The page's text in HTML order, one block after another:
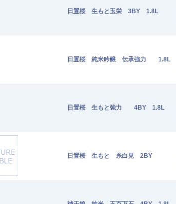
日置桜 生もと玉栄 3BY 1.8L
日置桜 純米吟醸 伝承強力 1.8L
日置桜 生もと強力 4BY 1.8L
日置桜 生もと 糸白見 2BY